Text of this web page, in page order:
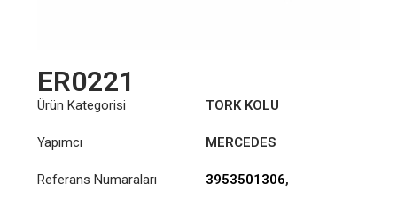
ER0221
Ürün Kategorisi TORK KOLU
Yapımcı MERCEDES
Referans Numaraları 3953501306,